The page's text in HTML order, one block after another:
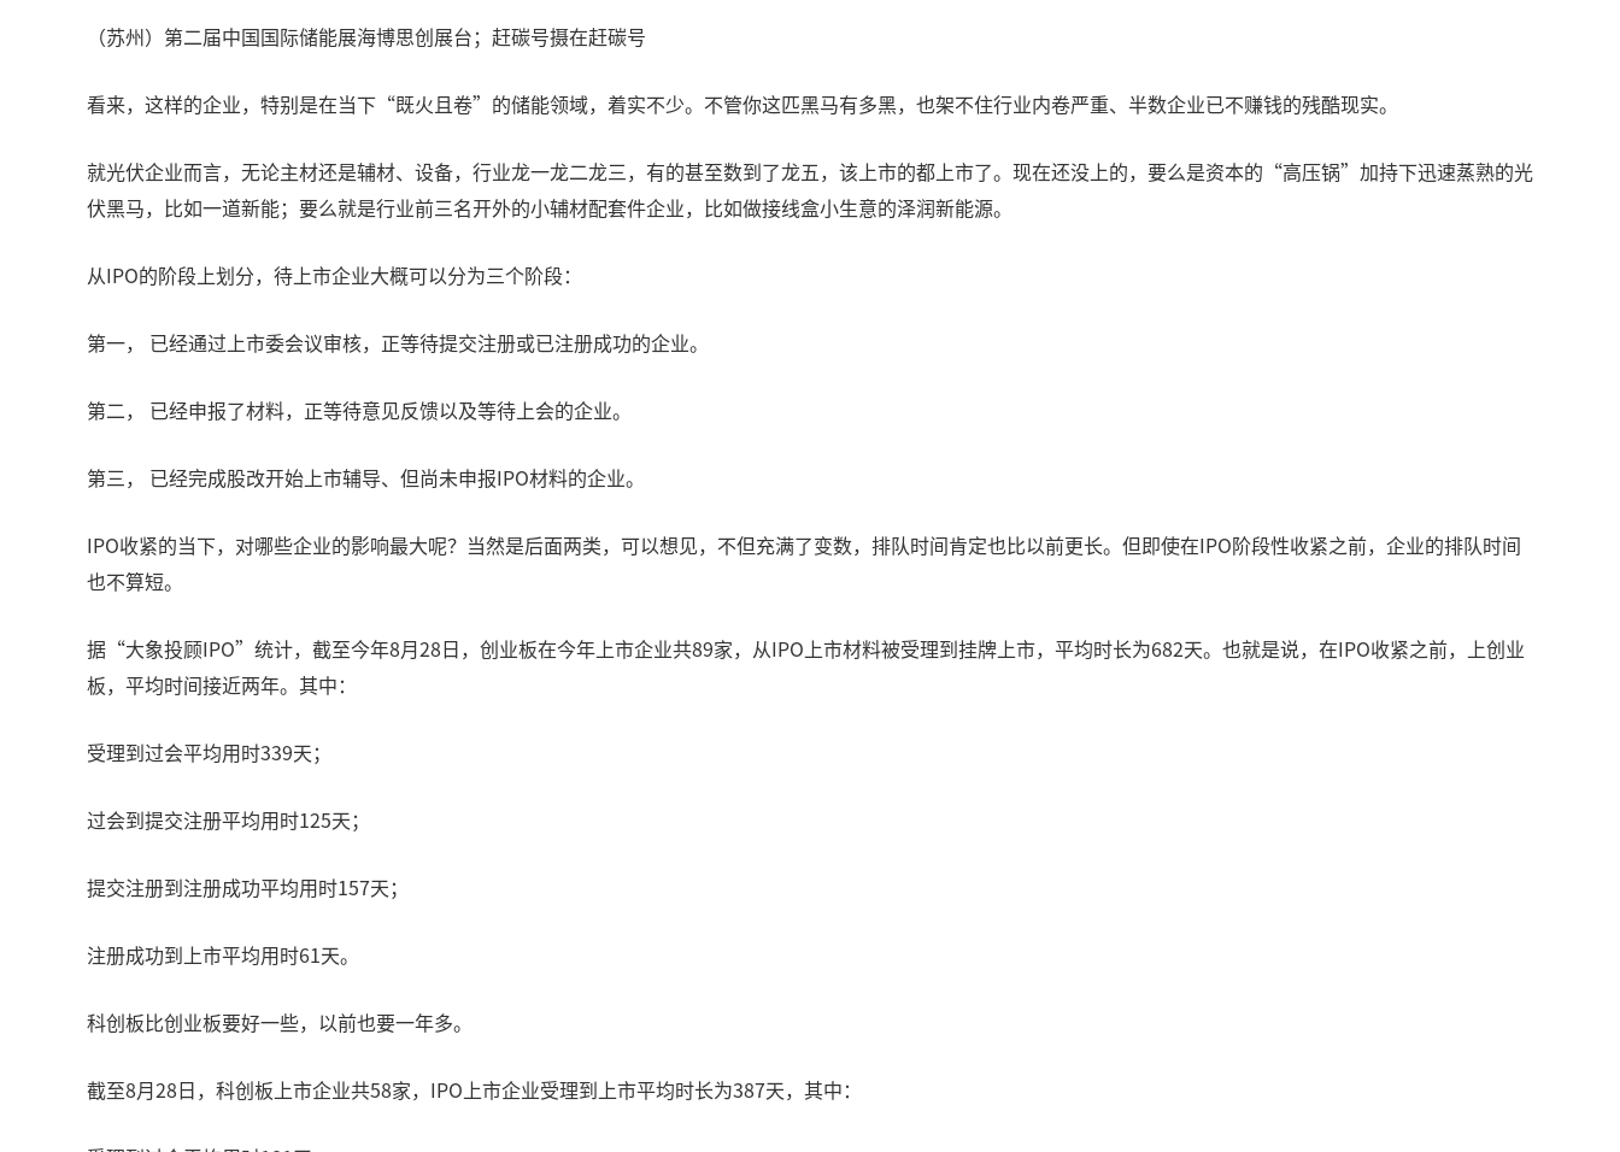
（苏州）第二届中国国际储能展海博思创展台；赶碳号摄在赶碳号
看来，这样的企业，特别是在当下“既火且卷”的储能领域，着实不少。不管你这匹黑马有多黑，也架不住行业内卷严重、半数企业已不赚钱的残酷现实。
就光伏企业而言，无论主材还是辅材、设备，行业龙一龙二龙三，有的甚至数到了龙五，该上市的都上市了。现在还没上的，要么是资本的“高压锅”加持下迅速蒸熟的光
伏黑马，比如一道新能；要么就是行业前三名开外的小辅材配套件企业，比如做接线盒小生意的泽润新能源。
从IPO的阶段上划分，待上市企业大概可以分为三个阶段：
第一， 已经通过上市委会议审核，正等待提交注册或已注册成功的企业。
第二， 已经申报了材料，正等待意见反馈以及等待上会的企业。
第三， 已经完成股改开始上市辅导、但尚未申报IPO材料的企业。
IPO收紧的当下，对哪些企业的影响最大呢？当然是后面两类，可以想见，不但充满了变数，排队时间肯定也比以前更长。但即使在IPO阶段性收紧之前，企业的排队时间
也不算短。
据“大象投顾IPO”统计，截至今年8月28日，创业板在今年上市企业共89家，从IPO上市材料被受理到挂牌上市，平均时长为682天。也就是说，在IPO收紧之前，上创业
板，平均时间接近两年。其中：
受理到过会平均用时339天；
过会到提交注册平均用时125天；
提交注册到注册成功平均用时157天；
注册成功到上市平均用时61天。
科创板比创业板要好一些，以前也要一年多。
截至8月28日，科创板上市企业共58家，IPO上市企业受理到上市平均时长为387天，其中：